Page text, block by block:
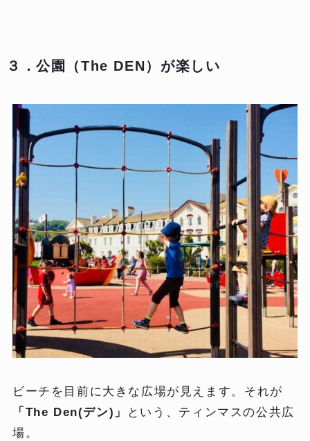
３．公園（The DEN）が楽しい
ビーチを目前に大きな広場が見えます。それが
「The Den(デン)」
という、ティンマスの公共広
場。